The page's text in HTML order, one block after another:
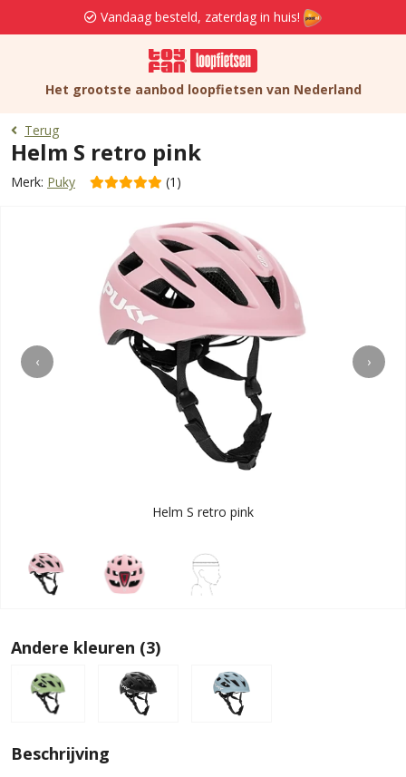
Vandaag besteld, zaterdag in huis!
Het grootste aanbod loopfietsen van Nederland
Terug
Helm S retro pink
Merk: Puky (1)
‹ ›
Helm S retro pink
Andere kleuren (3)
Beschrijving